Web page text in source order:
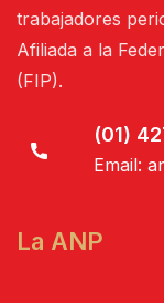
trabajadores
Afiliada a la
(FIP).
(01)
Email:
La ANP